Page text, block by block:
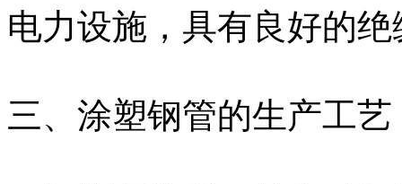
电力设施，具有良好的
三、涂塑钢管的生产工艺